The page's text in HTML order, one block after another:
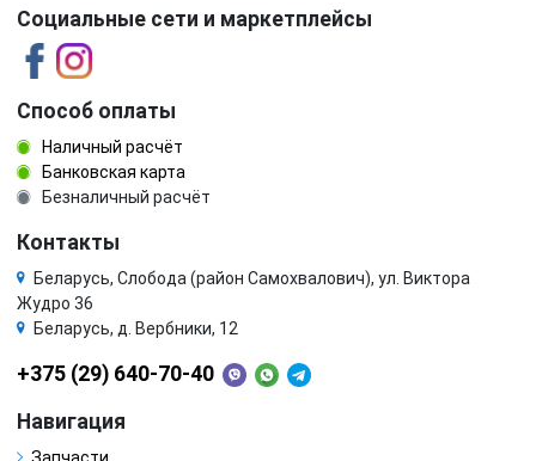
Социальные сети и маркетплейсы
Способ оплаты
Наличный расчёт
Банковская карта
Безналичный расчёт
Контакты
Беларусь, Слобода (район Самохвалович), ул. Виктора
Жудро 36
Беларусь, д. Вербники, 12
+375 (29) 640-70-40
Навигация